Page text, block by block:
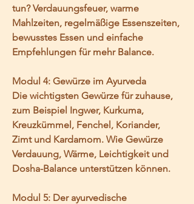
tun? Verdauungsfeuer, warme
Mahlzeiten, regelmäßige Essenszeiten,
bewusstes Essen und einfache
Empfehlungen für mehr Balance.
Modul 4: Gewürze im Ayurveda
Die wichtigsten Gewürze für zuhause,
zum Beispiel Ingwer, Kurkuma,
Kreuzkümmel, Fenchel, Koriander,
Zimt und Kardamom. Wie Gewürze
Verdauung, Wärme, Leichtigkeit und
Dosha-Balance unterstützen können.
Modul 5: Der ayurvedische